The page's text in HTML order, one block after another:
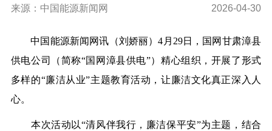
来源：中国能源新闻网 2026-04-30
中国能源新闻网讯 （刘娇丽）4月29日，国网甘肃漳县
供电公司（简称“国网漳县供电”）精心组织，开展了形式
多样的“廉洁从业”主题教育活动，让廉洁文化真正深入人
心。
本次活动以“清风伴我行，廉洁保平安”为主题，结合